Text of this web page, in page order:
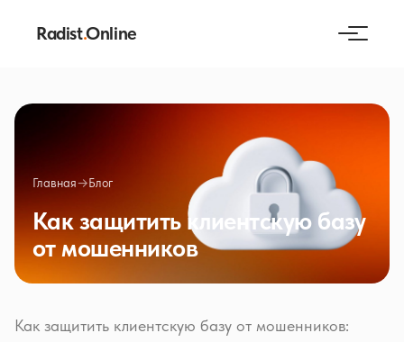
Radist.Online
Главная→Блог
Как защитить клиентскую базу
от мошенников
Как защитить клиентскую базу от мошенников: